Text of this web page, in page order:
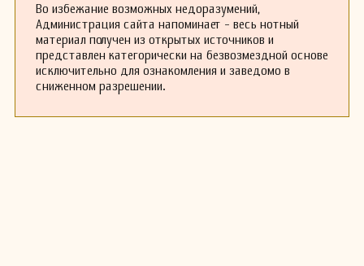
Во избежание возможных недоразумений,
Администрация сайта напоминает - весь нотный
материал получен из открытых источников и
представлен категорически на безвозмездной основе
исключительно для ознакомления и заведомо в
сниженном разрешении.